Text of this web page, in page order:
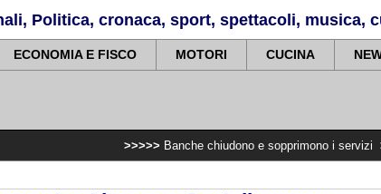
Politica, cronaca, sport, spettacoli, musica,
ECONOMIA E FISCO MOTORI CUCINA
Banche chiudono e sopprimono i servizi >>>>> Super